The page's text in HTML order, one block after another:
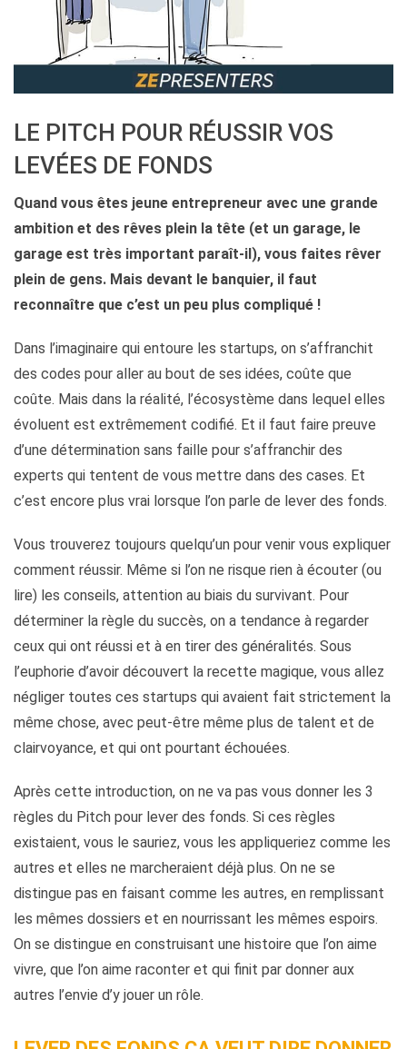
LE PITCH POUR RÉUSSIR VOS
LEVÉES DE FONDS
Quand vous êtes jeune entrepreneur avec une grande
ambition et des rêves plein la tête (et un garage, le
garage est très important paraît-il), vous faites rêver
plein de gens. Mais devant le banquier, il faut
reconnaître que c’est un peu plus compliqué !
Dans l’imaginaire qui entoure les startups, on s’affranchit
des codes pour aller au bout de ses idées, coûte que
coûte. Mais dans la réalité, l’écosystème dans lequel elles
évoluent est extrêmement codifié. Et il faut faire preuve
d’une détermination sans faille pour s’affranchir des
experts qui tentent de vous mettre dans des cases. Et
c’est encore plus vrai lorsque l’on parle de lever des fonds.
Vous trouverez toujours quelqu’un pour venir vous expliquer
comment réussir. Même si l’on ne risque rien à écouter (ou
lire) les conseils, attention au biais du survivant. Pour
déterminer la règle du succès, on a tendance à regarder
ceux qui ont réussi et à en tirer des généralités. Sous
l’euphorie d’avoir découvert la recette magique, vous allez
négliger toutes ces startups qui avaient fait strictement la
même chose, avec peut-être même plus de talent et de
clairvoyance, et qui ont pourtant échouées.
Après cette introduction, on ne va pas vous donner les 3
règles du Pitch pour lever des fonds. Si ces règles
existaient, vous le sauriez, vous les appliqueriez comme les
autres et elles ne marcheraient déjà plus. On ne se
distingue pas en faisant comme les autres, en remplissant
les mêmes dossiers et en nourrissant les mêmes espoirs.
On se distingue en construisant une histoire que l’on aime
vivre, que l’on aime raconter et qui finit par donner aux
autres l’envie d’y jouer un rôle.